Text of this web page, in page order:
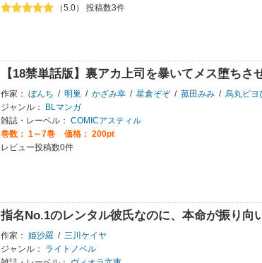
（5.0） 投稿数3件
【18禁単話版】裏アカ上司を暴いてメス堕ちさ
作家： ぼんち / 明巣 / かざみ幸 / 星倉ぞぞ / 菰田みみ / 烏丸ピヨ
ジャンル：
BLマンガ
雑誌・レーベル： COMICアスティル
巻数： 1～7巻
価格： 200pt
レビュー投稿数0件
指名No.1のレンタル彼氏なのに、本命が振り向
作家： 姫沙羅 / 三川ケイヤ
ジャンル：
ライトノベル